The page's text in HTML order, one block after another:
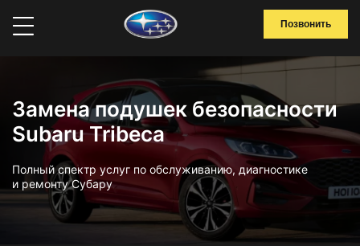
Позвонить
Замена подушек безопасности
Subaru Tribeca
Полный спектр услуг по обслуживанию, диагностике
и ремонту Субару